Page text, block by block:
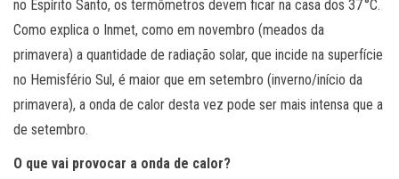
no Espírito Santo, os termômetros devem ficar na casa dos 37 °C.
Como explica o Inmet, como em novembro (meados da
primavera) a quantidade de radiação solar, que incide na superfície
no Hemisfério Sul, é maior que em setembro (inverno/início da
primavera), a onda de calor desta vez pode ser mais intensa que a
de setembro.
O que vai provocar a onda de calor?